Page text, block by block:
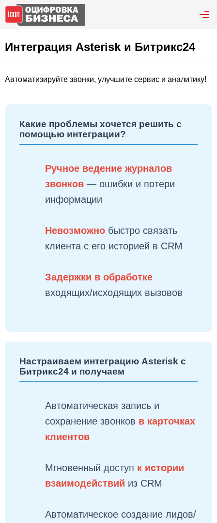
Интеграция Asterisk и Битрикс24
Автоматизируйте звонки, улучшите сервис и аналитику!
Какие проблемы хочется решить с
помощью интеграции?
Ручное ведение журналов
звонков — ошибки и потери
информации
Невозможно быстро связать
клиента с его историей в CRM
Задержки в обработке
входящих/исходящих вызовов
Настраиваем интеграцию Asterisk с
Битрикс24 и получаем
Автоматическая запись и
сохранение звонков в карточках
клиентов
Мгновенный доступ к истории
взаимодействий из CRM
Автоматическое создание лидов/